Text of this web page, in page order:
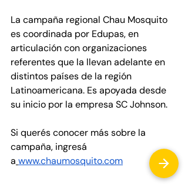
La campaña regional Chau Mosquito
es coordinada por Edupas, en
articulación con organizaciones
referentes que la llevan adelante en
distintos países de la región
Latinoamericana. Es apoyada desde
su inicio por la empresa SC Johnson.
Si querés conocer más sobre la
campaña, ingresá
a www.chaumosquito.com